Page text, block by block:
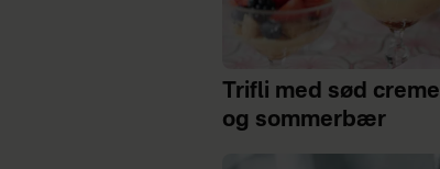
Trifli med sød creme
og sommerbær